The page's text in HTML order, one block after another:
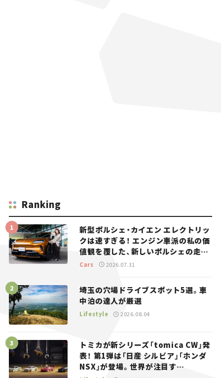
Ranking
新型ポルシェ・カイエン エレクトリッ
クは速すぎる！ エンジン車派の私の価
値観を覆した、新しいポルシェの走
り。
Cars 2026.07.31
埼玉の穴場ドライブスポット5選。車
中泊の達人が厳選
Lifestyle 2026.08.04
トミカが新シリーズ「tomica CW」発
表！ 第1弾は「日産 シルビア」「ホンダ
NSX」が登場。世界が注目す